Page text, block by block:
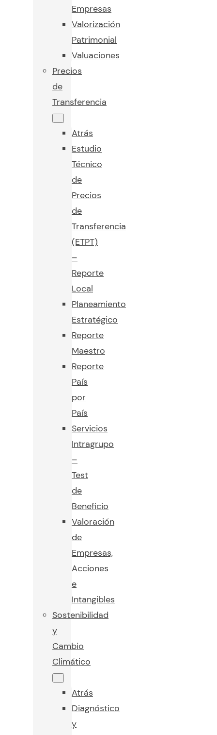
Empresas
Valorización
Patrimonial
Valuaciones
Precios
de
Transferencia
Atrás
Estudio
Técnico
de
Precios
de
Transferencia
(ETPT)
–
Reporte
Local
Planeamiento
Estratégico
Reporte
Maestro
Reporte
País
por
País
Servicios
Intragrupo
–
Test
de
Beneficio
Valoración
de
Empresas,
Acciones
e
Intangibles
Sostenibilidad
y
Cambio
Climático
Atrás
Diagnóstico
y